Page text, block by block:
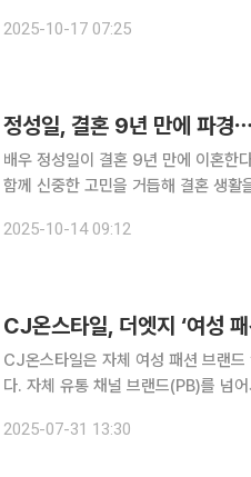
게시물에 비판 댓글이 폭주했고 일부
2025-10-17 07:25
정성일, 결혼 9년 만에 파경
배우 정성일이 결혼 9년 만에 이혼한다. 소속사 엑스와이지스튜디오는 14일 "오랜 시간 배
함께 신중한 고민을 거듭해 결혼 생활을 마무리하기
의 길을 응원하며, 아이의 양육에 대
2025-10-14 09:12
CJ온스타일, 더엣지 ‘여성
CJ온스타일은 자체 여성 패션 브랜
다. 자체 유통 채널 브랜드(PB)를 넘
한 CJ온스타일 여성 패션 부문 1위
2025-07-31 13:30